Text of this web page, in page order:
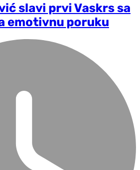
slavi prvi Vaskrs sa
emotivnu poruku